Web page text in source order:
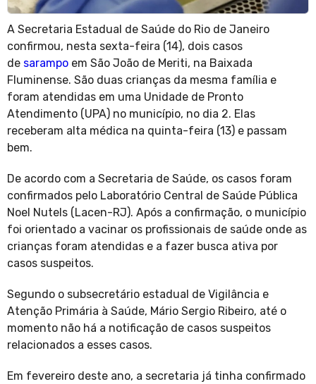
A Secretaria Estadual de Saúde do Rio de Janeiro
confirmou, nesta sexta-feira (14), dois casos
de sarampo em São João de Meriti, na Baixada
Fluminense. São duas crianças da mesma família e
foram atendidas em uma Unidade de Pronto
Atendimento (UPA) no município, no dia 2. Elas
receberam alta médica na quinta-feira (13) e passam
bem.
De acordo com a Secretaria de Saúde, os casos foram
confirmados pelo Laboratório Central de Saúde Pública
Noel Nutels (Lacen-RJ). Após a confirmação, o município
foi orientado a vacinar os profissionais de saúde onde as
crianças foram atendidas e a fazer busca ativa por
casos suspeitos.
Segundo o subsecretário estadual de Vigilância e
Atenção Primária à Saúde, Mário Sergio Ribeiro, até o
momento não há a notificação de casos suspeitos
relacionados a esses casos.
Em fevereiro deste ano, a secretaria já tinha confirmado